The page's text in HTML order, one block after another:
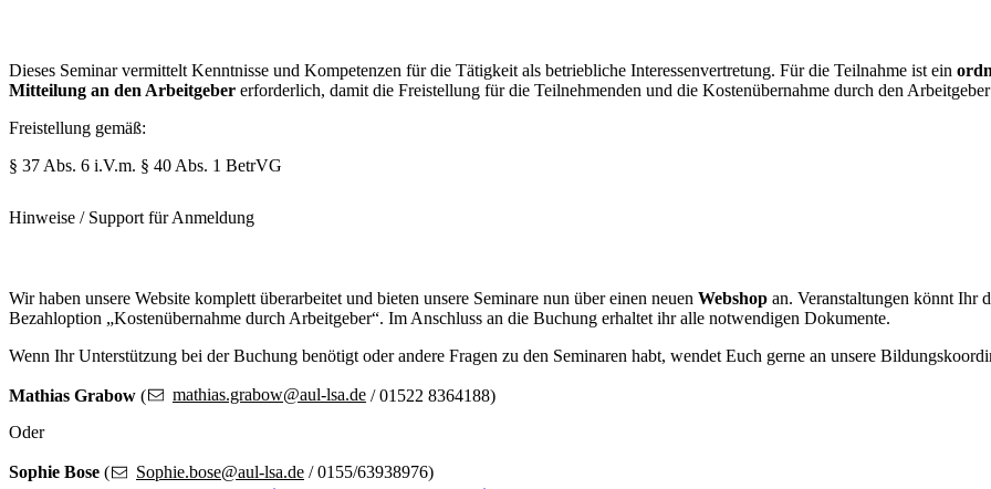
Dieses Seminar vermittelt Kenntnisse und Kompetenzen für die Tätigkeit als betriebliche Interessenvertretung. Für die Teilnahme ist ein
Mitteilung an den Arbeitgeber erforderlich, damit die Freistellung für die Teilnehmenden und die Kostenübernahme durch den
Freistellung gemäß:
§ 37 Abs. 6 i.V.m. § 40 Abs. 1 BetrVG
Hinweise / Support für Anmeldung
Wir haben unsere Website komplett überarbeitet und bieten unsere Seminare nun über einen neuen Webshop an. Veranstaltungen könnt Ihr
Bezahloption „Kostenübernahme durch Arbeitgeber“. Im Anschluss an die Buchung erhaltet ihr alle notwendigen Dokumente.
Wenn Ihr Unterstützung bei der Buchung benötigt oder andere Fragen zu den Seminaren habt, wendet Euch gerne an unsere
Mathias Grabow ( mathias.grabow@aul-lsa.de/ 01522 8364188)
Oder
Sophie Bose ( Sophie.bose@aul-lsa.de/ 0155/63938976)